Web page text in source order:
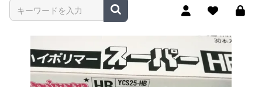
商品名やキーワードを入力